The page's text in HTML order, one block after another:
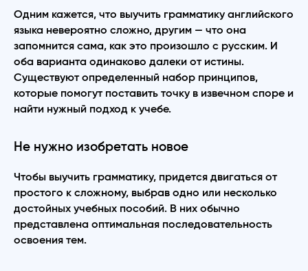
Одним кажется, что выучить грамматику английского
языка невероятно сложно, другим — что она
запомнится сама, как это произошло с русским. И
оба варианта одинаково далеки от истины.
Существуют определенный набор принципов,
которые помогут поставить точку в извечном споре и
найти нужный подход к учебе.
Не нужно изобретать новое
Чтобы выучить грамматику, придется двигаться от
простого к сложному, выбрав одно или несколько
достойных учебных пособий. В них обычно
представлена оптимальная последовательность
освоения тем.